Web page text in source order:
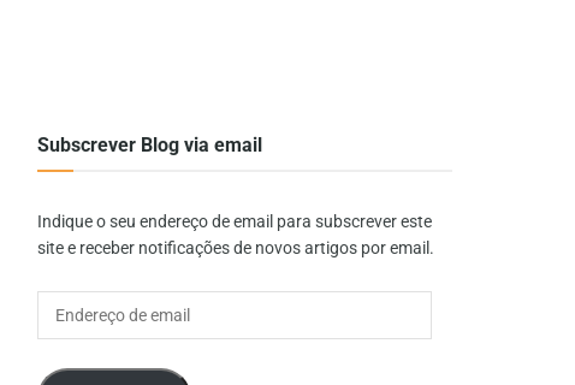
Subscrever Blog via email
Indique o seu endereço de email para subscrever este
site e receber notificações de novos artigos por email.